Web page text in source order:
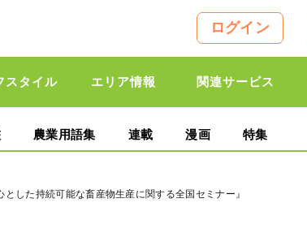
ログイン
スタイル エリア情報 関連サービス
農業用語集 連載 漫画 特集
した持続可能な畜産物生産に関する全国セミナー』